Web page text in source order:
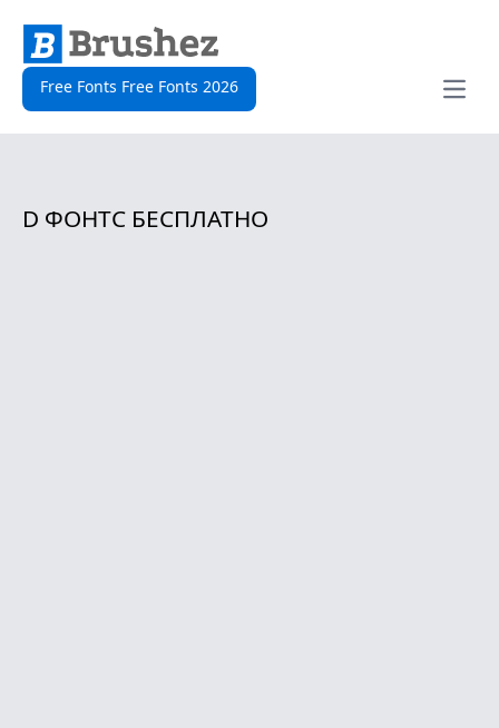
Free Fonts Free Fonts 2026
Open
D ФОНТС БЕСПЛАТНО